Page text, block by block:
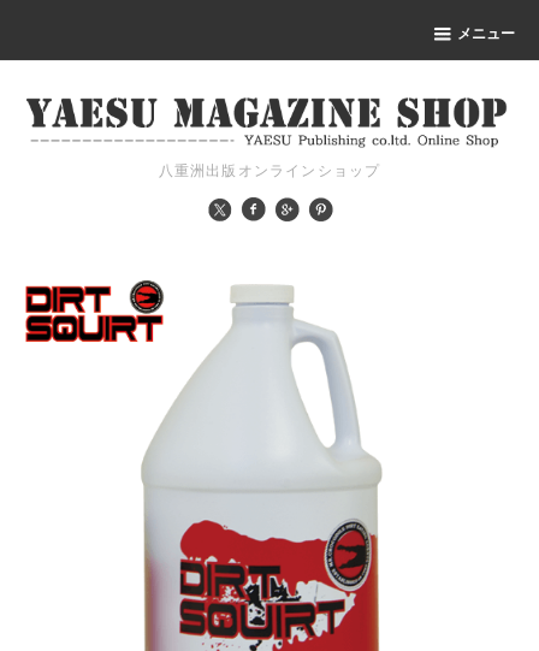
メニュー
八重洲出版オンラインショップ